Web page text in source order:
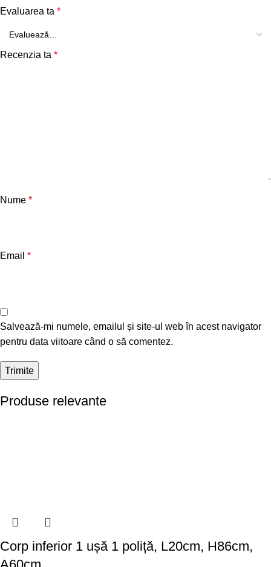
Evaluarea ta *
Recenzia ta *
Nume *
Email *
Salvează-mi numele, emailul și site-ul web în acest navigator
pentru data viitoare când o să comentez.
Produse relevante
Corp inferior 1 ușă 1 poliță, L20cm, H86cm,